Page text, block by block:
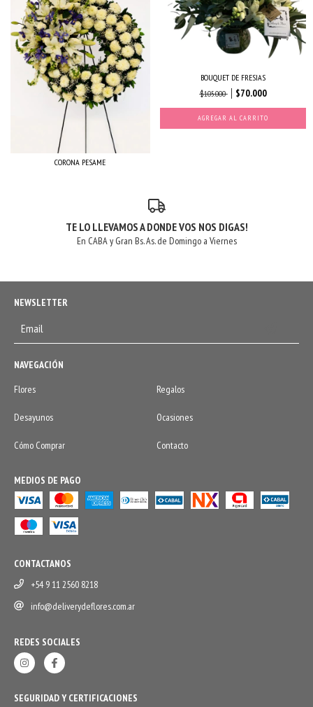
CORONA PESAME
BOUQUET DE FRESIAS
$105.000
$70.000
TE LO LLEVAMOS A DONDE VOS NOS DIGAS!
En CABA y Gran Bs. As. de Domingo a Viernes
NEWSLETTER
NAVEGACIÓN
Flores
Regalos
Desayunos Ocasiones
Cómo Comprar Contacto
MEDIOS DE PAGO
CONTACTANOS
+54 9 11 2560 8218
info@deliverydeflores.com.ar
REDES SOCIALES
SEGURIDAD Y CERTIFICACIONES